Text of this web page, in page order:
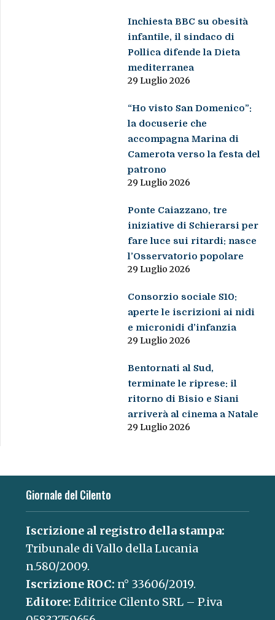
Inchiesta BBC su obesità
infantile, il sindaco di
Pollica difende la Dieta
mediterranea
29 Luglio 2026
“Ho visto San Domenico”:
la docuserie che
accompagna Marina di
Camerota verso la festa del
patrono
29 Luglio 2026
Ponte Caiazzano, tre
iniziative di Schierarsi per
fare luce sui ritardi: nasce
l’Osservatorio popolare
29 Luglio 2026
Consorzio sociale S10:
aperte le iscrizioni ai nidi
e micronidi d’infanzia
29 Luglio 2026
Bentornati al Sud,
terminate le riprese: il
ritorno di Bisio e Siani
arriverà al cinema a Natale
29 Luglio 2026
Giornale del Cilento
Iscrizione al registro della stampa:
Tribunale di Vallo della Lucania
n.580/2009.
Iscrizione ROC: n° 33606/2019.
Editore: Editrice Cilento SRL – P.iva